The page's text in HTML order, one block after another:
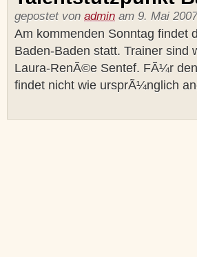
gepostet von admin am 9. Mai
Am kommenden Sonntag findet
Baden-Baden statt. Trainer sind
Laura-RenÃ©e Sentef. FÃ¼r
findet nicht wie ursprÃ¼nglich